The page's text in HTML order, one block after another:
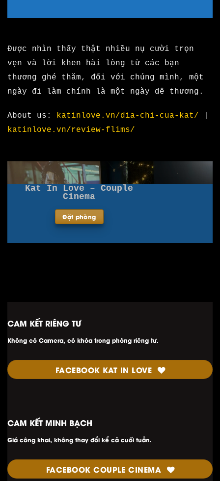
Được nhìn thấy thật nhiều nụ cười trọn
vẹn và lời khen hài lòng từ các bạn
thương ghé thăm, đối với chúng mình, một
ngày đi làm chính là một ngày dễ thương.
About us: katinlove.vn/dia-chi-cua-kat/
katinlove.vn/review-flims/
Kat In Love – Couple
Cinema
Đặt phòng
CAM KẾT RIÊNG TƯ
Không có Camera, có khóa trong phòng riêng tư.
FACEBOOK KAT IN LOVE
CAM KẾT MINH BẠCH
Giá công khai, không thay đổi kể cả cuối tuần.
FACEBOOK COUPLE CINEMA